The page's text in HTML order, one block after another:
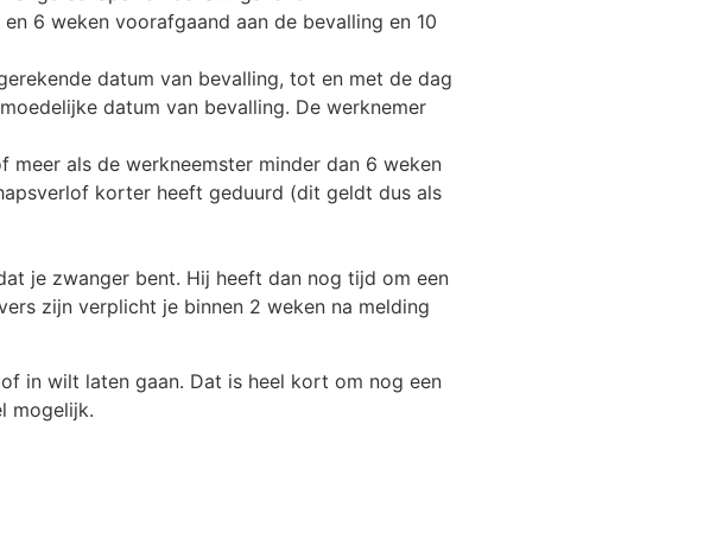
6 weken voorafgaand aan de bevalling en 10
datum van bevalling, tot en met de dag
datum van bevalling. De werknemer
als de werkneemster minder dan 6 weken
korter heeft geduurd (dit geldt dus als
je zwanger bent. Hij heeft dan nog tijd om een
zijn verplicht je binnen 2 weken na melding
in wilt laten gaan. Dat is heel kort om nog een
mogelijk.